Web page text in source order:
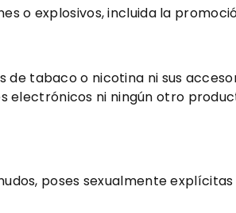
o explosivos, incluida la
tabaco o nicotina ni sus
ni ningún otro
poses sexualmente